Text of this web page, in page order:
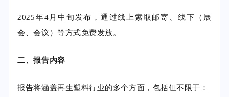
2025年4月中旬发布，通过线上索取邮寄、线下（展
会、会议）等方式免费发放。
二、报告内容
报告将涵盖再生塑料行业的多个方面，包括但不限于：